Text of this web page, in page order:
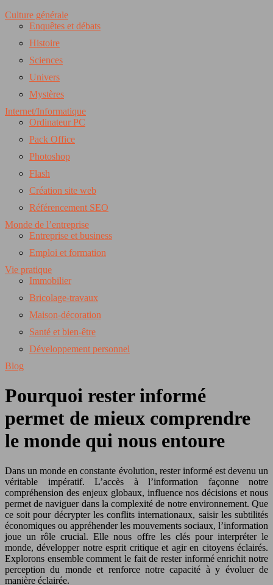
Culture générale
Enquêtes et débats
Histoire
Sciences
Univers
Mystères
Internet/Informatique
Ordinateur PC
Pack Office
Photoshop
Flash
Création site web
Référencement SEO
Monde de l’entreprise
Entreprise et business
Emploi et formation
Vie pratique
Immobilier
Bricolage-travaux
Maison-décoration
Santé et bien-être
Développement personnel
Blog
Pourquoi rester informé
permet de mieux comprendre
le monde qui nous entoure
Dans un monde en constante évolution, rester informé est devenu un
véritable impératif. L’accès à l’information façonne notre
compréhension des enjeux globaux, influence nos décisions et nous
permet de naviguer dans la complexité de notre environnement. Que
ce soit pour décrypter les conflits internationaux, saisir les subtilités
économiques ou appréhender les mouvements sociaux, l’information
joue un rôle crucial. Elle nous offre les clés pour interpréter le
monde, développer notre esprit critique et agir en citoyens éclairés.
Explorons ensemble comment le fait de rester informé enrichit notre
perception du monde et renforce notre capacité à y évoluer de
manière éclairée.